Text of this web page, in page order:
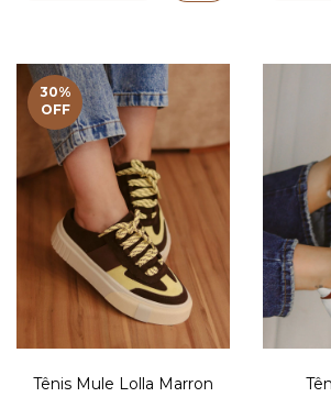
30%
OFF
Tênis Mule Lolla Marron